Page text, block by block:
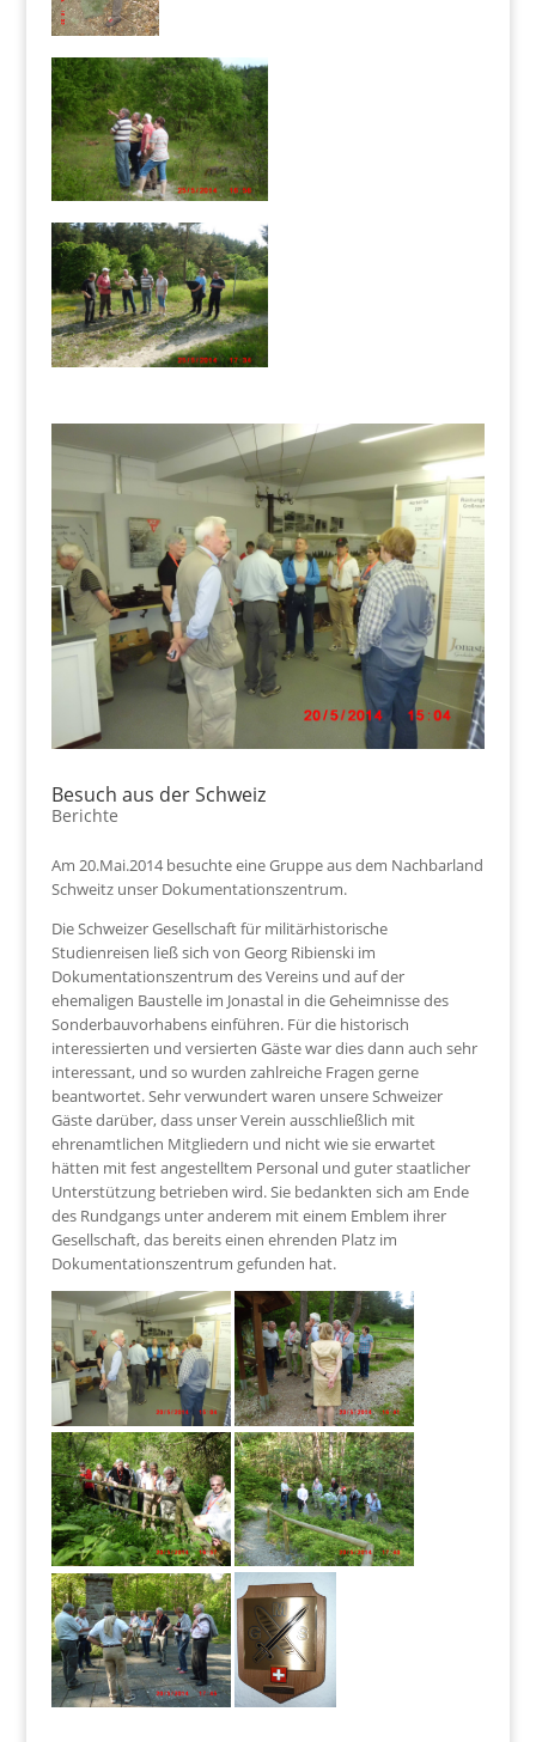
Besuch aus der Schweiz
Berichte
Am 20.Mai.2014 besuchte eine Gruppe aus dem Nachbarland
Schweitz unser Dokumentationszentrum.
Die Schweizer Gesellschaft für militärhistorische
Studienreisen ließ sich von Georg Ribienski im
Dokumentationszentrum des Vereins und auf der
ehemaligen Baustelle im Jonastal in die Geheimnisse des
Sonderbauvorhabens einführen. Für die historisch
interessierten und versierten Gäste war dies dann auch sehr
interessant, und so wurden zahlreiche Fragen gerne
beantwortet. Sehr verwundert waren unsere Schweizer
Gäste darüber, dass unser Verein ausschließlich mit
ehrenamtlichen Mitgliedern und nicht wie sie erwartet
hätten mit fest angestelltem Personal und guter staatlicher
Unterstützung betrieben wird. Sie bedankten sich am Ende
des Rundgangs unter anderem mit einem Emblem ihrer
Gesellschaft, das bereits einen ehrenden Platz im
Dokumentationszentrum gefunden hat.